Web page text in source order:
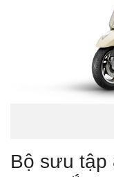
Bộ sưu tập